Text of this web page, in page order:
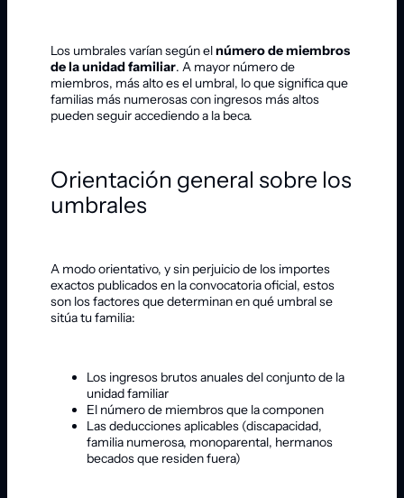
Los umbrales varían según elnúmero de miembros
de la unidad familiar. A mayor número de
miembros, más alto es el umbral, lo que significa que
familias más numerosas con ingresos más altos
pueden seguir accediendo a la beca.
Orientación general sobre los
umbrales
A modo orientativo, y sin perjuicio de los importes
exactos publicados en la convocatoria oficial, estos
son los factores que determinan en qué umbral se
sitúa tu familia:
Los ingresos brutos anuales del conjunto de la
unidad familiar
El número de miembros que la componen
Las deducciones aplicables (discapacidad,
familia numerosa, monoparental, hermanos
becados que residen fuera)